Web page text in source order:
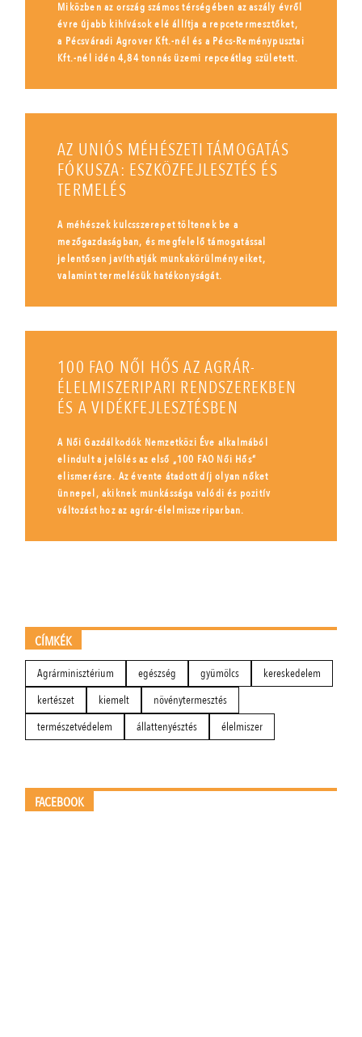
Miközben az ország számos térségében az aszály évről
évre újabb kihívások elé állítja a repcetermesztőket,
a Pécsváradi Agrover Kft.-nél és a Pécs-Reménypusztai
Kft.-nél idén 4,84 tonnás üzemi repceátlag született.
AZ UNIÓS MÉHÉSZETI TÁMOGATÁS
FÓKUSZA: ESZKÖZFEJLESZTÉS ÉS
TERMELÉS
A méhészek kulcsszerepet töltenek be a
mezőgazdaságban, és megfelelő támogatással
jelentősen javíthatják munkakörülményeiket,
valamint termelésük hatékonyságát.
100 FAO NŐI HŐS AZ AGRÁR-
ÉLELMISZERIPARI RENDSZEREKBEN
ÉS A VIDÉKFEJLESZTÉSBEN
A Női Gazdálkodók Nemzetközi Éve alkalmából
elindult a jelölés az első „100 FAO Női Hős”
elismerésre. Az évente átadott díj olyan nőket
ünnepel, akiknek munkássága valódi és pozitív
változást hoz az agrár-élelmiszeriparban.
CÍMKÉK
Agrárminisztérium egészség gyümölcs
kereskedelem
kertészet
kiemelt
növénytermesztés
természetvédelem
állattenyésztés élelmiszer
FACEBOOK